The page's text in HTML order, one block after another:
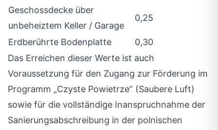
Geschossdecke über
unbeheiztem Keller / Garage
0,25
Erdberührte Bodenplatte
0,30
Das Erreichen dieser Werte ist auch
Voraussetzung für den Zugang zur Förderung im
Programm „Czyste Powietrze” (Saubere Luft)
sowie für die vollständige Inanspruchnahme der
Sanierungsabschreibung in der polnischen